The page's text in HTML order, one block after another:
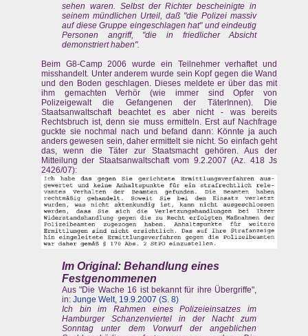
sehen waren. Selbst der Richter bescheinigte in
seinem mündlichen Urteil, daß "die Polizei massiv
auf diese Gruppe eingeschlagen hat" und eindeutig
Personen angriff, "die in friedlicher Absicht
demonstriert haben".
Beim G8-Camp 2006 wurde ein Teilnehmer verhaftet und
misshandelt. Unter anderem wurde sein Kopf gegen die Wand
und den Boden geschlagen. Dieses meldete er über das mit
ihm gemachten Verhör (wie immer sind Opfer von
Polizeigewalt die Gefangenen der TäterInnen). Die
Staatsanwaltschaft beachtet es aber nicht - was bereits
Rechtsbruch ist, denn sie muss ermitteln. Erst auf Nachfrage
guckte sie nochmal nach und befand dann: Könnte ja auch
anders gewesen sein, daher ermittelt sie nicht. So einfach geht
das, wenn die Täter zur Staatsmacht gehören. Aus der
Mitteilung der Staatsanwaltschaft vom 9.2.2007 (Az. 418 Js
2426/07):
Im Original: Behandlung eines
Festgenommenen
Aus "Die Wache 16 ist bekannt für ihre Übergriffe",
in: Junge Welt, 19.9.2007 (S. 8)
Ich bin im Rahmen eines Polizeieinsatzes im
Hamburger Schanzenviertel in der Nacht zum
Sonntag unter dem Vorwurf der angeblichen